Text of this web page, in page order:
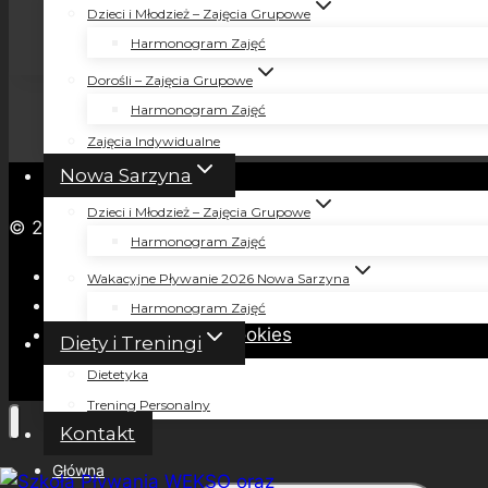
Dzieci i Młodzież – Zajęcia Grupowe
Harmonogram Zajęć
Dorośli – Zajęcia Grupowe
Harmonogram Zajęć
Zajęcia Indywidualne
Nowa Sarzyna
Dzieci i Młodzież – Zajęcia Grupowe
Harmonogram Zajęć
Wakacyjne Pływanie 2026 Nowa Sarzyna
Harmonogram Zajęć
Diety i Treningi
Dietetyka
Trening Personalny
Kontakt
© 2026 Szkoła Pływania WEKSO oraz Centrum
Polityka Prywatności
Informacja Administratora
Informacje o Cookies
Główna